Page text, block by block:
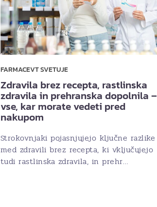
FARMACEVT SVETUJE
Zdravila brez recepta, rastlinska
zdravila in prehranska dopolnila –
vse, kar morate vedeti pred
nakupom
Strokovnjaki pojasnjujejo ključne razlike
med zdravili brez recepta, ki vključujejo
tudi rastlinska zdravila, in prehr…